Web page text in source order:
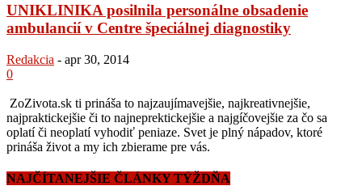
UNIKLINIKA posilnila personálne obsadenie
ambulancií v Centre špeciálnej diagnostiky
Redakcia - apr 30, 2014
0
ZoZivota.sk ti prináša to najzaujímavejšie, najkreativnejšie,
najpraktickejšie či to najneprektickejšie a najgíčovejšie za čo sa
oplatí či neoplatí vyhodiť peniaze. Svet je plný nápadov, ktoré
prináša život a my ich zbierame pre vás.
NAJČÍTANEJŠIE ČLÁNKY TÝŽDŇA